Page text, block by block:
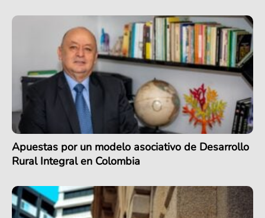
Apuestas por un modelo asociativo de Desarrollo
Rural Integral en Colombia